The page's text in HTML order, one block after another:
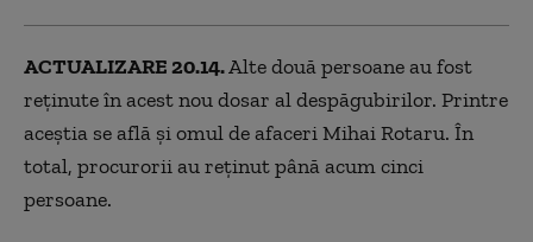
ACTUALIZARE 20.14.Alte două persoane au fost
reținute în acest nou dosar al despăgubirilor. Printre
aceștia se află și omul de afaceri Mihai Rotaru. În
total, procurorii au reținut până acum cinci
persoane.